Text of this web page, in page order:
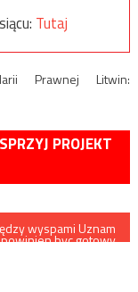
Tutaj
Prawnej Litwin:
PROJEKT
wyspami Uznam
byc gotowy